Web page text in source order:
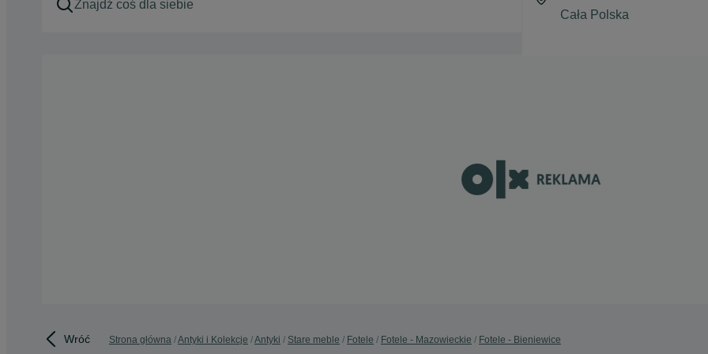
Wróć Strona główna Antyki i Kolekcje Antyki Stare meble Fotele Fotele - Mazowieckie Fotele - Bieniewice